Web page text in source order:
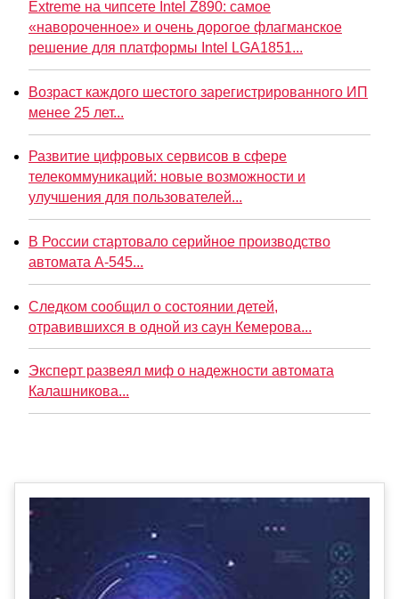
Extreme на чипсете Intel Z890: самое
«навороченное» и очень дорогое флагманское
решение для платформы Intel LGA1851...
Возраст каждого шестого зарегистрированного ИП
менее 25 лет...
Развитие цифровых сервисов в сфере
телекоммуникаций: новые возможности и
улучшения для пользователей...
В России стартовало серийное производство
автомата А-545...
Следком сообщил о состоянии детей,
отравившихся в одной из саун Кемерова...
Эксперт развеял миф о надежности автомата
Калашникова...